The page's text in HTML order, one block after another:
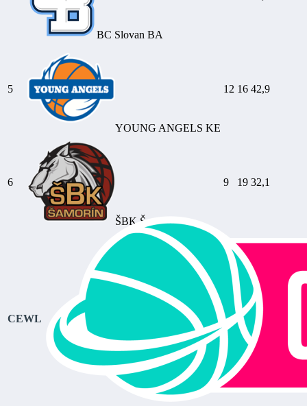
BC Slovan BA
5
YOUNG ANGELS KE
12 16 42,9
6
ŠBK Šamorín
9 19 32,1
CEWL